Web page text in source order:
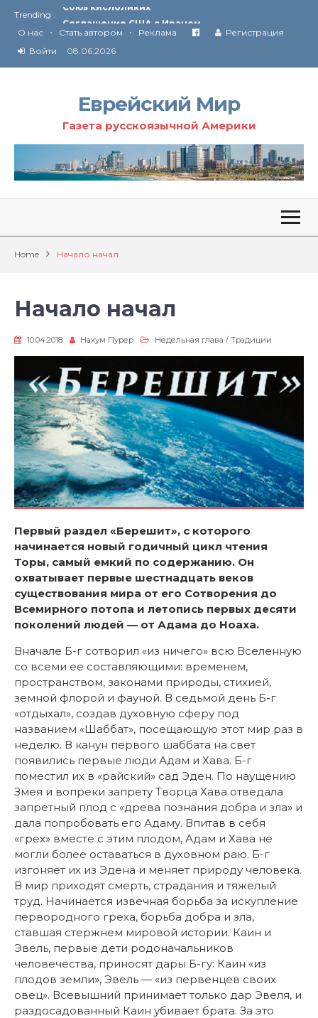
Trending :
Технология Революции в Иране
О нас • Стать автором • Реклама
Регистрация
Войти
08.06.2026
Еврейский Мир
Газета русскоязычной Америки
Home Начало начал
Начало начал
10.04.2018 Нахум Пурер Недельная глава / Традиции
Первый раздел «Берешит», с которого
начинается новый годичный цикл чтения
Торы, самый емкий по содержанию. Он
охватывает первые шестнадцать веков
существования мира от его Сотворения до
Всемирного потопа и летопись первых десяти
поколений людей — от Адама до Ноаха.
Вначале Б-г сотворил «из ничего» всю Вселенную
со всеми ее составляющими: временем,
пространством, законами природы, стихией,
земной флорой и фауной. В седьмой день Б-г
«отдыхал», создав духовную сферу под
названием «Шаббат», посещающую этот мир раз в
неделю. В канун первого шаббата на свет
появились первые люди Адам и Хава. Б-г
поместил их в «райский» сад Эден. По наущению
Змея и вопреки запрету Творца Хава отведала
запретный плод с «древа познания добра и зла» и
дала попробовать его Адаму. Впитав в себя
«грех» вместе с этим плодом, Адам и Хава не
могли более оставаться в духовном раю. Б-г
изгоняет их из Эдена и меняет природу человека.
В мир приходят смерть, страдания и тяжелый
труд. Начинается извечная борьба за искупление
первородного греха, борьба добра и зла,
ставшая стержнем мировой истории. Каин и
Эвель, первые дети родоначальников
человечества, приносят дары Б-гу: Каин «из
плодов земли», Эвель — «из первенцев своих
овец». Всевышний принимает только дар Эвеля, и
раздосадованный Каин убивает брата. За это